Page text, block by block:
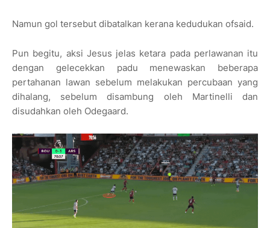
Namun gol tersebut dibatalkan kerana kedudukan ofsaid.
Pun begitu, aksi Jesus jelas ketara pada perlawanan itu
dengan gelecekkan padu menewaskan beberapa
pertahanan lawan sebelum melakukan percubaan yang
dihalang, sebelum disambung oleh Martinelli dan
disudahkan oleh Odegaard.